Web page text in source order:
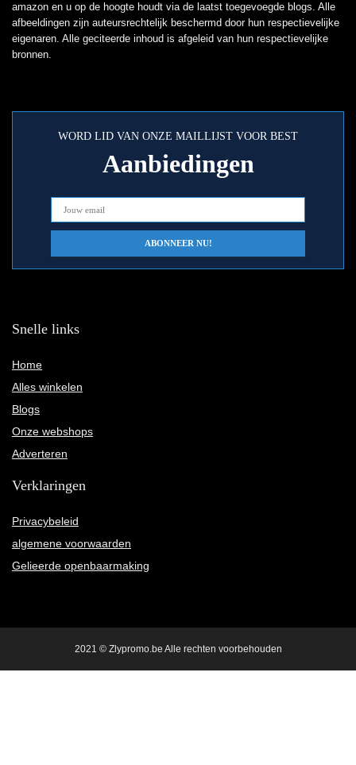
amazon en u op de hoogte houdt via de laatst toegevoegde blogs. Alle
afbeeldingen zijn auteursrechtelijk beschermd door hun respectievelijke
eigenaren. Alle geciteerde inhoud is afgeleid van hun respectievelijke
bronnen.
WORD LID VAN ONZE MAILLIJST VOOR BEST
Aanbiedingen
Snelle links
Home
Alles winkelen
Blogs
Onze webshops
Adverteren
Verklaringen
Privacybeleid
algemene voorwaarden
Gelieerde openbaarmaking
2021 © Zlypromo.be Alle rechten voorbehouden